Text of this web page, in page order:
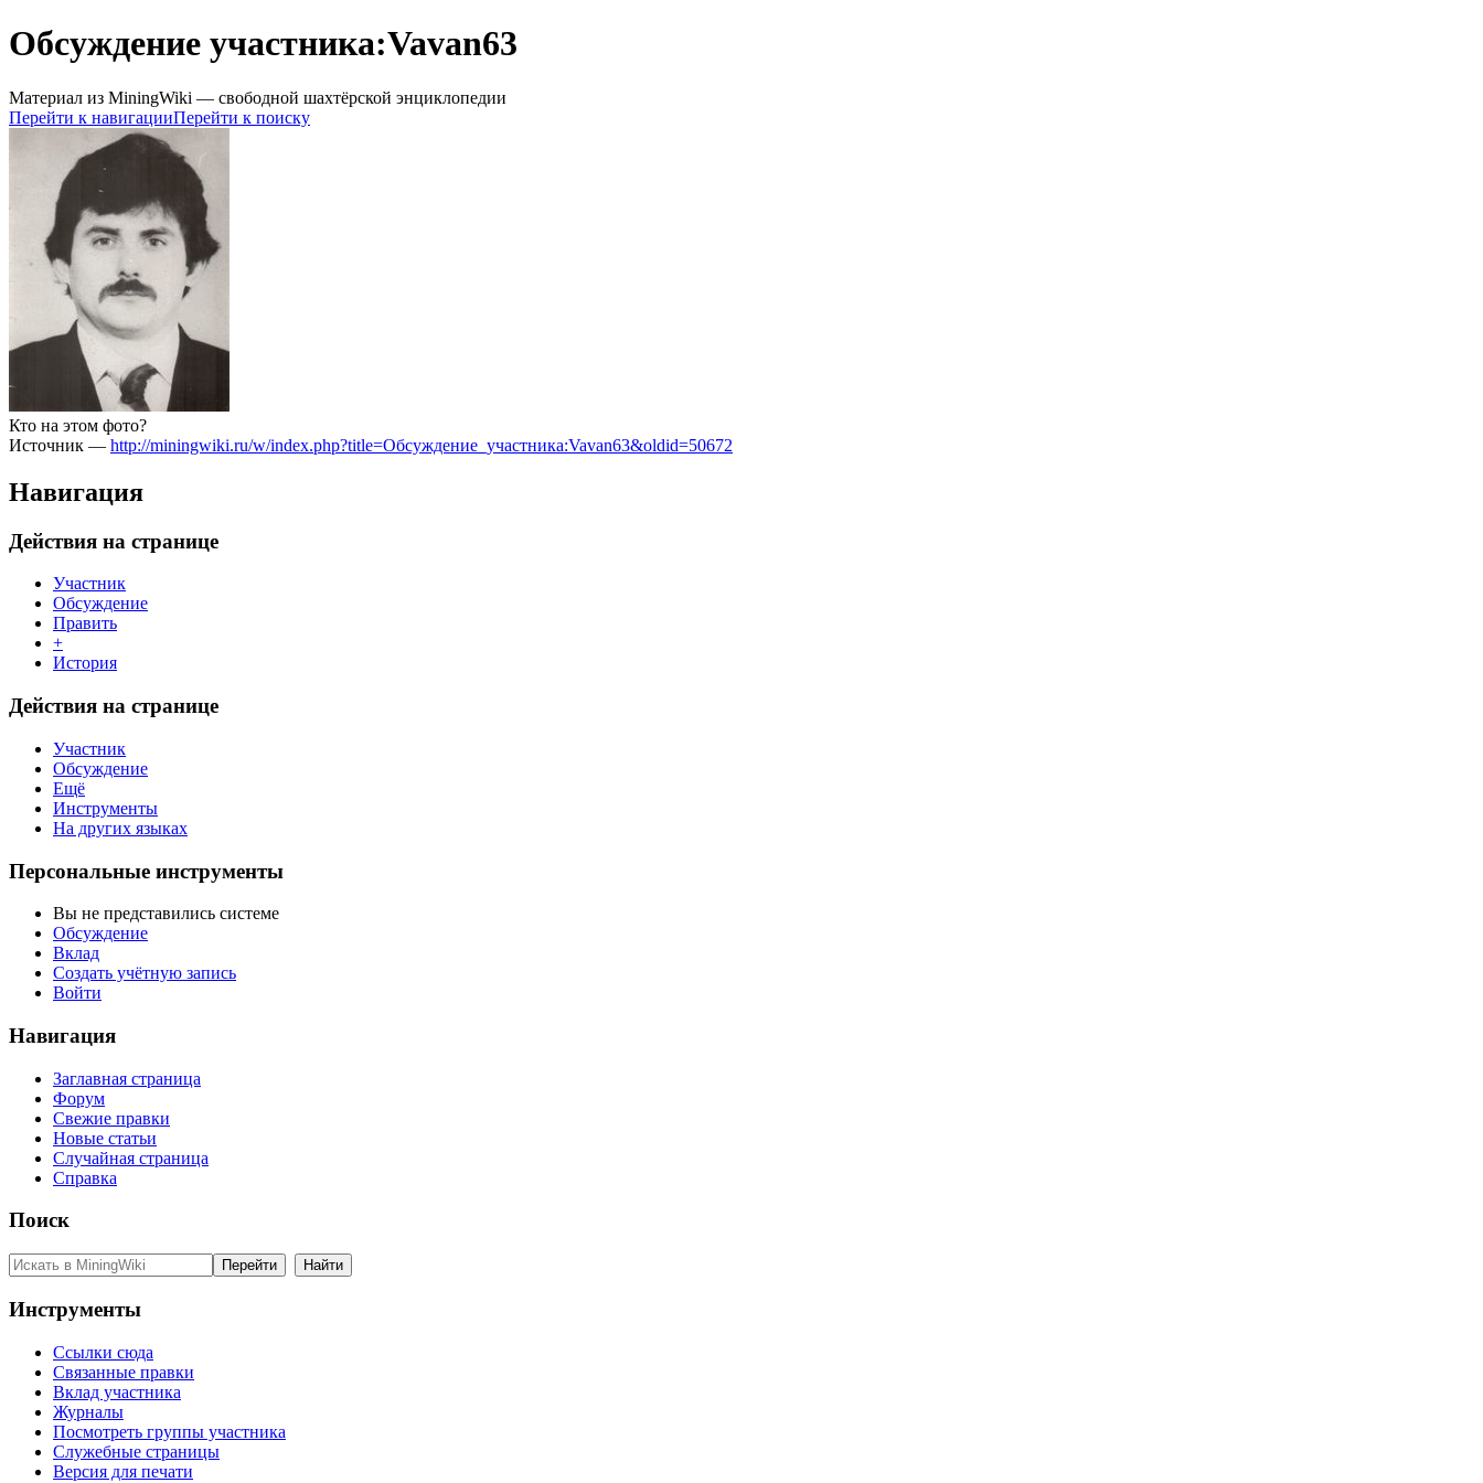
Обсуждение участника:Vavan63
Материал из MiningWiki — свободной шахтёрской энциклопедии
Перейти к навигацииПерейти к поиску
Кто на этом фото?
Источник — http://miningwiki.ru/w/index.php?title=Обсуждение_участника:Vavan63&oldid=50672
Навигация
Действия на странице
Участник
Обсуждение
Править
+
История
Действия на странице
Участник
Обсуждение
Ещё
Инструменты
На других языках
Персональные инструменты
Вы не представились системе
Обсуждение
Вклад
Создать учётную запись
Войти
Навигация
Заглавная страница
Форум
Свежие правки
Новые статьи
Случайная страница
Справка
Поиск
Инструменты
Ссылки сюда
Связанные правки
Вклад участника
Журналы
Посмотреть группы участника
Служебные страницы
Версия для печати